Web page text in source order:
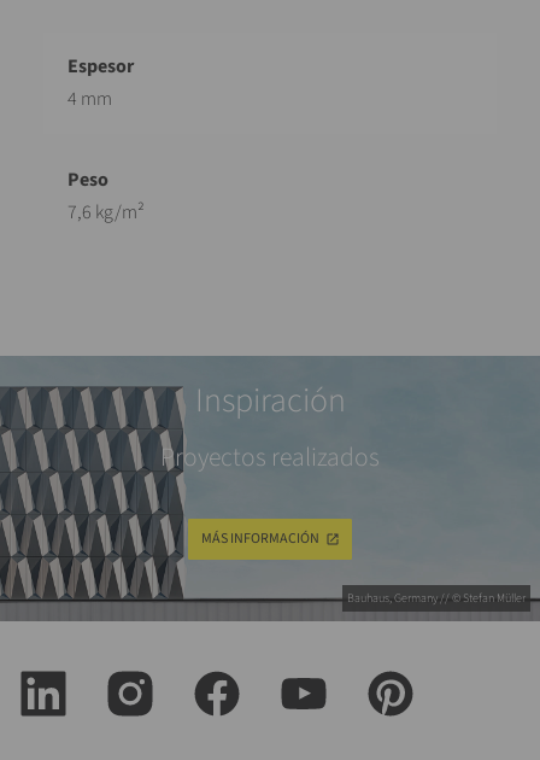
4 mm
7,6 kg/m²
Bauhaus, Germany // © Stefan Müller
Inspiración
Proyectos realizados
MÁS INFORMACIÓN